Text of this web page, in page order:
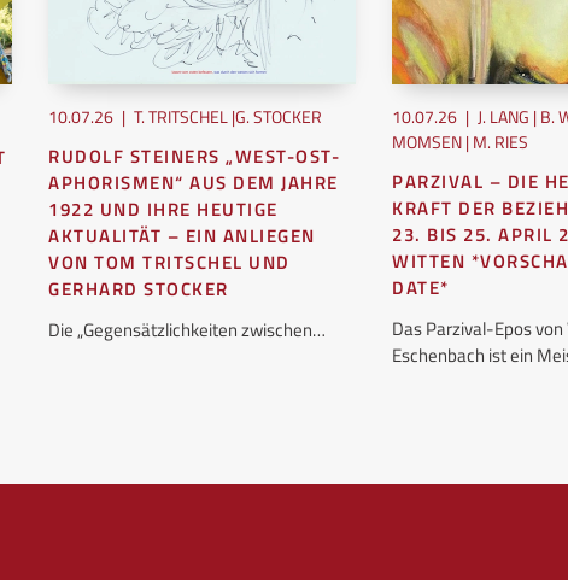
10.07.26 | T. TRITSCHEL |G. STOCKER
RUDOLF STEINERS „WEST-OST-
APHORISMEN“ AUS DEM JAHRE
1922 UND IHRE HEUTIGE
AKTUALITÄT – EIN ANLIEGEN
VON TOM TRITSCHEL UND
GERHARD STOCKER
Die „Gegensätzlichkeiten zwischen…
10.07.26 | J. LANG | B.
MOMSEN | M. RIES
PARZIVAL – DIE
KRAFT DER
23. BIS 25. APRIL
WITTEN
DATE*
Das Parzival-Epos
Eschenbach ist ein